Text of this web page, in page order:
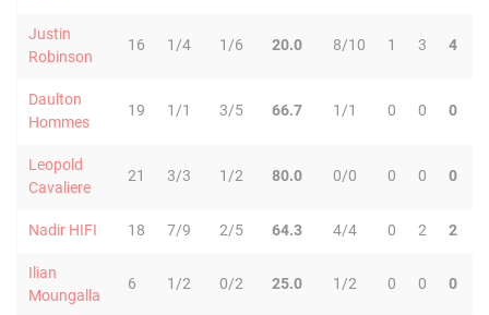
Justin
Robinson
16 1/4 1/6 20.0 8/10 1 3 4
Daulton
Hommes
19 1/1 3/5 66.7 1/1 0 0 0
Leopold
Cavaliere
21 3/3 1/2 80.0 0/0 0 0 0
Nadir HIFI 18 7/9 2/5 64.3 4/4 0 2 2
Ilian
Moungalla
6 1/2 0/2 25.0 1/2 0 0 0